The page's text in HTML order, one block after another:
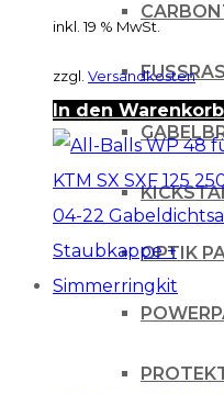
OPTIK
inkl. 19 % MwSt.
zzgl. Versandkosten
In den Warenkorb